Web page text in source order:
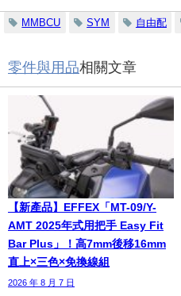
MMBCU SYM 自由配
零件與用品相關文章
【新產品】EFFEX「MT-09/Y-
AMT 2025年式用把手 Easy Fit
Bar Plus」！高7mm後移16mm
直上×三色×免換線組
2026 年 8 月 7 日